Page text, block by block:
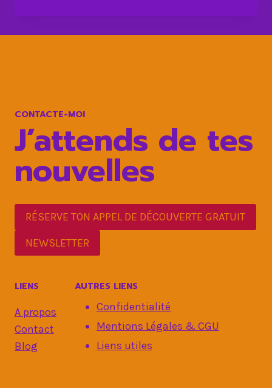
CONTACTE-MOI
J’attends de tes
nouvelles
RÉSERVE TON APPEL DE DÉCOUVERTE GRATUIT
NEWSLETTER
LIENS
A propos
Contact
Blog
AUTRES LIENS
Confidentialité
Mentions Légales & CGU
Liens utiles